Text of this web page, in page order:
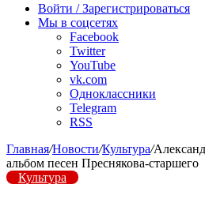
радио
Войти / Зарегистрироваться
Мы в соцсетях
Facebook
Twitter
YouTube
vk.com
Одноклассники
Telegram
RSS
Главная/Новости/Культура/
альбом песен Преснякова-старшего
Культура